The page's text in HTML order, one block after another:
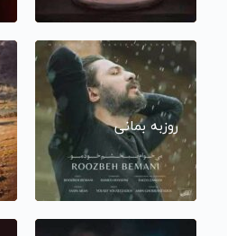
روزبه بمانی